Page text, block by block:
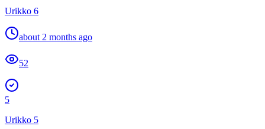
Urikko 6
about 2 months ago
52
5
Urikko 5